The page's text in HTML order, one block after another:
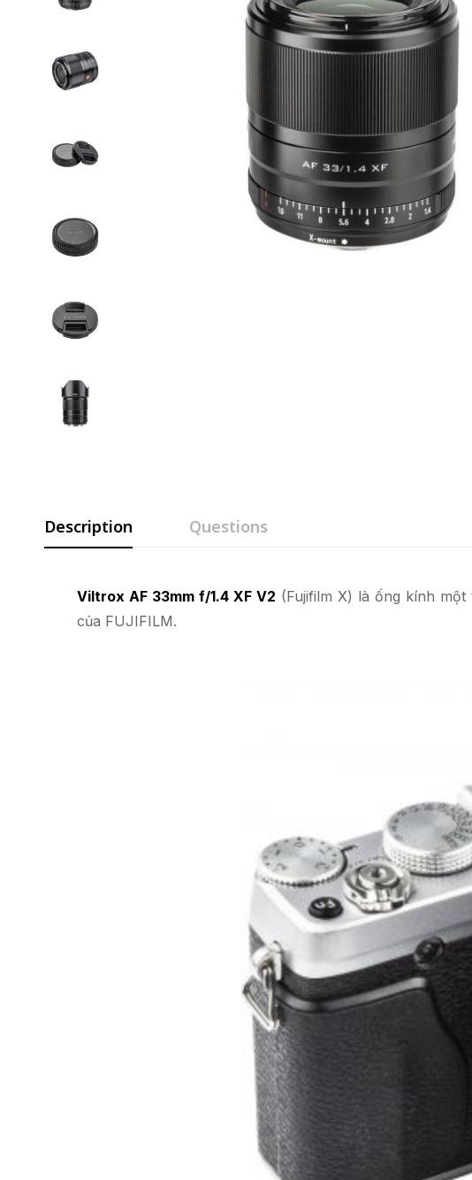
Description Questions
Viltrox AF 33mm f/1.4 XF V2 (Fujifilm X) là ống kính
của FUJIFILM.